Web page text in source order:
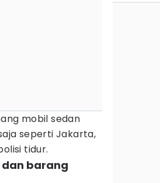
mobil sedan
seperti Jakarta,
tidur.
barang